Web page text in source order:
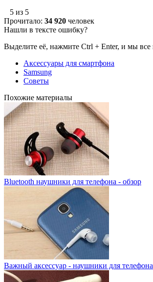
5 из 5
Прочитало: 34 920 человек
Нашли в тексте ошибку?
Выделите её, нажмите Ctrl + Enter, и мы все
Аксессуары для смартфона
Samsung
Советы
Похожие материалы
Bluetooth наушники для телефона - обзор
Важный аксессуар - наушники для